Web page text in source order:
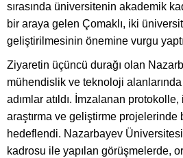
sırasında üniversitenin akademik
bir araya gelen Çomaklı, iki
geliştirilmesinin önemine vurgu
Ziyaretin üçüncü durağı olan
mühendislik ve teknoloji
adımlar atıldı. İmzalanan
araştırma ve geliştirme projelerinde
hedeflendi. Nazarbayev
kadrosu ile yapılan görüşmelerde,